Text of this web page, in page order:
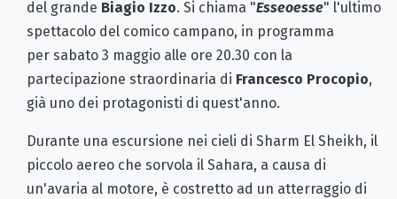
del grande Biagio Izzo. Si chiama "Esseoesse" l'ultimo
spettacolo del comico campano, in programma
per sabato 3 maggio alle ore 20.30 con la
partecipazione straordinaria di Francesco Procopio,
già uno dei protagonisti di quest'anno.
Durante una escursione nei cieli di Sharm El Sheikh, il
piccolo aereo che sorvola il Sahara, a causa di
un'avaria al motore, è costretto ad un atterraggio di